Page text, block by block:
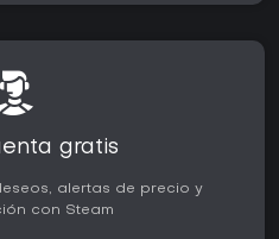
gratis
alertas de precio y
con Steam